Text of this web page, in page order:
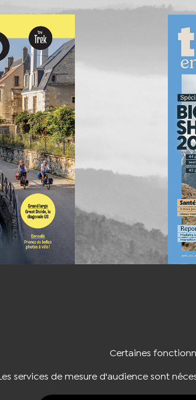
Certaines
Les services de mesure d'audience sont